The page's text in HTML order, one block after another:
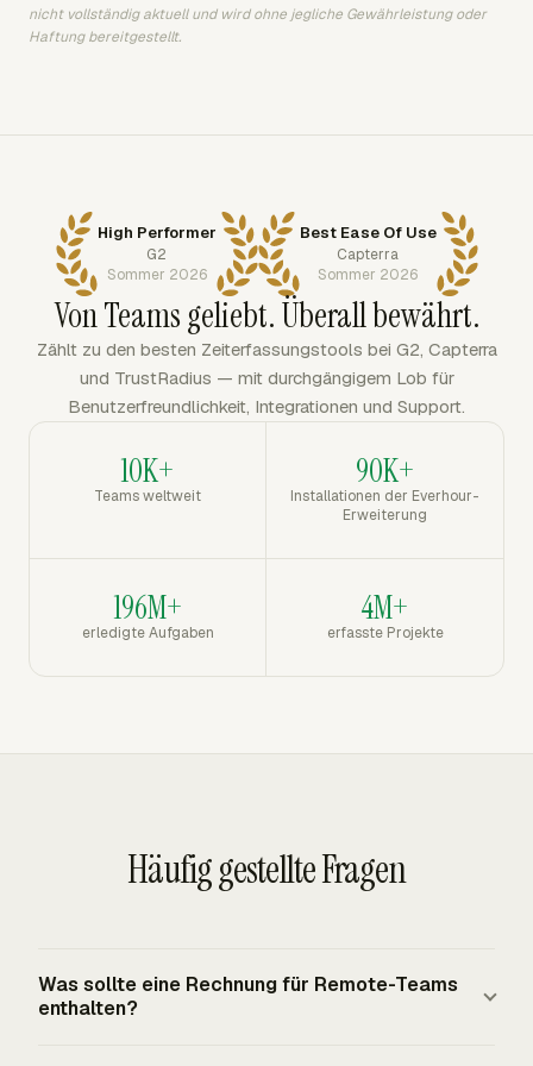
nicht vollständig aktuell und wird ohne jegliche Gewährleistung oder
Haftung bereitgestellt.
High Performer
G2
Sommer 2026
Best Ease Of Use
Capterra
Sommer 2026
Von Teams geliebt. Überall bewährt.
Zählt zu den besten Zeiterfassungstools bei G2, Capterra
und TrustRadius — mit durchgängigem Lob für
Benutzerfreundlichkeit, Integrationen und Support.
10K+
Teams weltweit
90K+
Installationen der Everhour-
Erweiterung
196M+
erledigte Aufgaben
4M+
erfasste Projekte
Häufig gestellte Fragen
Was sollte eine Rechnung für Remote-Teams
enthalten?